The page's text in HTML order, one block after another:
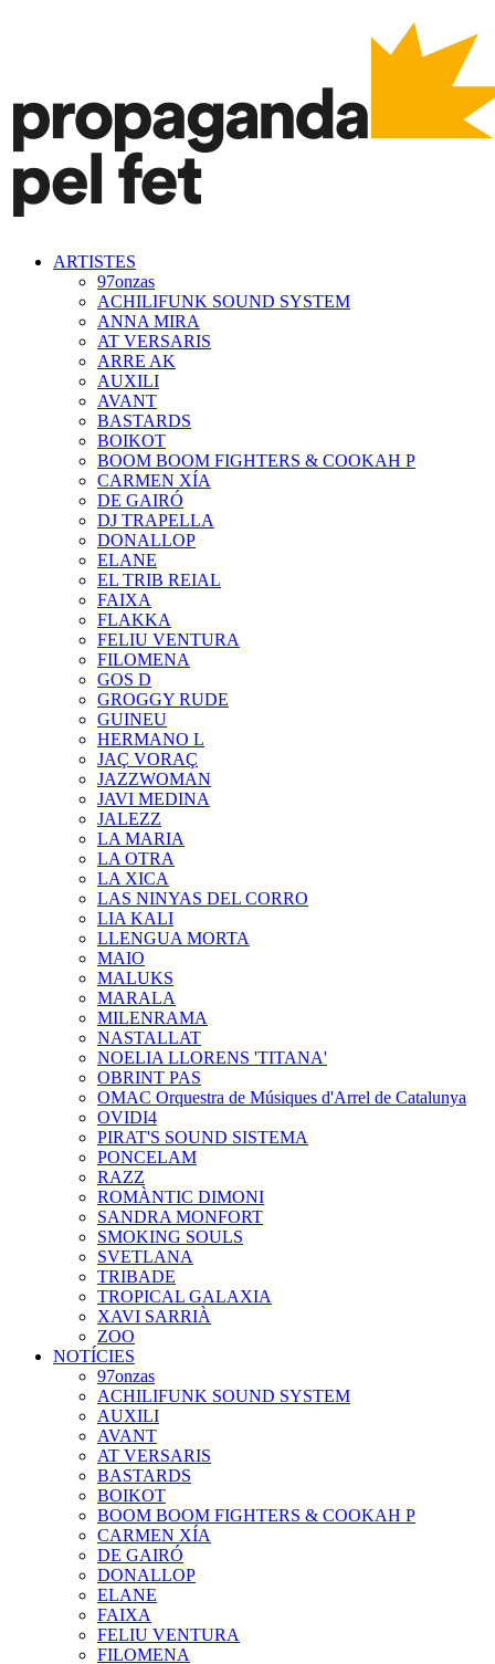
ARTISTES
97onzas
ACHILIFUNK SOUND SYSTEM
ANNA MIRA
AT VERSARIS
ARRE AK
AUXILI
AVANT
BASTARDS
BOIKOT
BOOM BOOM FIGHTERS & COOKAH P
CARMEN XÍA
DE GAIRÓ
DJ TRAPELLA
DONALLOP
ELANE
EL TRIB REIAL
FAIXA
FLAKKA
FELIU VENTURA
FILOMENA
GOS D
GROGGY RUDE
GUINEU
HERMANO L
JAÇ VORAÇ
JAZZWOMAN
JAVI MEDINA
JALEZZ
LA MARIA
LA OTRA
LA XICA
LAS NINYAS DEL CORRO
LIA KALI
LLENGUA MORTA
MAIO
MALUKS
MARALA
MILENRAMA
NASTALLAT
NOELIA LLORENS 'TITANA'
OBRINT PAS
OMAC Orquestra de Músiques d'Arrel de Catalunya
OVIDI4
PIRAT'S SOUND SISTEMA
PONCELAM
RAZZ
ROMÀNTIC DIMONI
SANDRA MONFORT
SMOKING SOULS
SVETLANA
TRIBADE
TROPICAL GALAXIA
XAVI SARRIÀ
ZOO
NOTÍCIES
97onzas
ACHILIFUNK SOUND SYSTEM
AUXILI
AVANT
AT VERSARIS
BASTARDS
BOIKOT
BOOM BOOM FIGHTERS & COOKAH P
CARMEN XÍA
DE GAIRÓ
DONALLOP
ELANE
FAIXA
FELIU VENTURA
FILOMENA